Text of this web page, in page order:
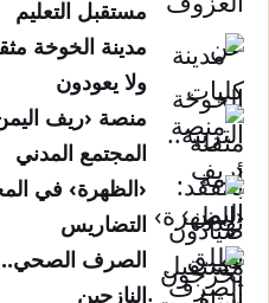
مستقبل التعليم
مدينة الخوخة
ولا يعودون
منصة ‹ريف
المجتمع المدني
‹الظهرة› في
التضاريس
الصرف
النازحين